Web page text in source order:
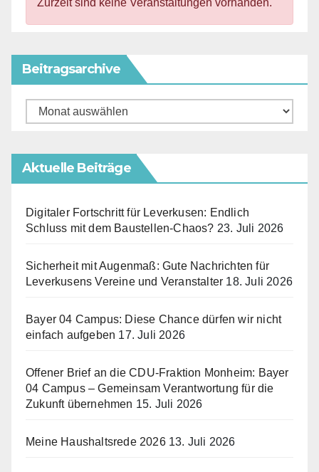
Zurzeit sind keine Veranstaltungen vorhanden.
Beitragsarchive
Beitragsarchive
Aktuelle Beiträge
Digitaler Fortschritt für Leverkusen: Endlich
Schluss mit dem Baustellen-Chaos? 23. Juli 2026
Sicherheit mit Augenmaß: Gute Nachrichten für
Leverkusens Vereine und Veranstalter 18. Juli 2026
Bayer 04 Campus: Diese Chance dürfen wir nicht
einfach aufgeben 17. Juli 2026
Offener Brief an die CDU-Fraktion Monheim: Bayer
04 Campus – Gemeinsam Verantwortung für die
Zukunft übernehmen 15. Juli 2026
Meine Haushaltsrede 2026 13. Juli 2026